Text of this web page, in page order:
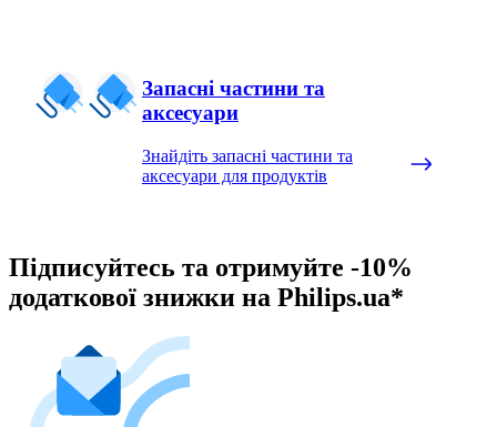
Запасні частини та
аксесуари
Знайдіть запасні частини та
аксесуари для продуктів
Підписуйтесь та отримуйте -10%
додаткової знижки на Philips.ua*